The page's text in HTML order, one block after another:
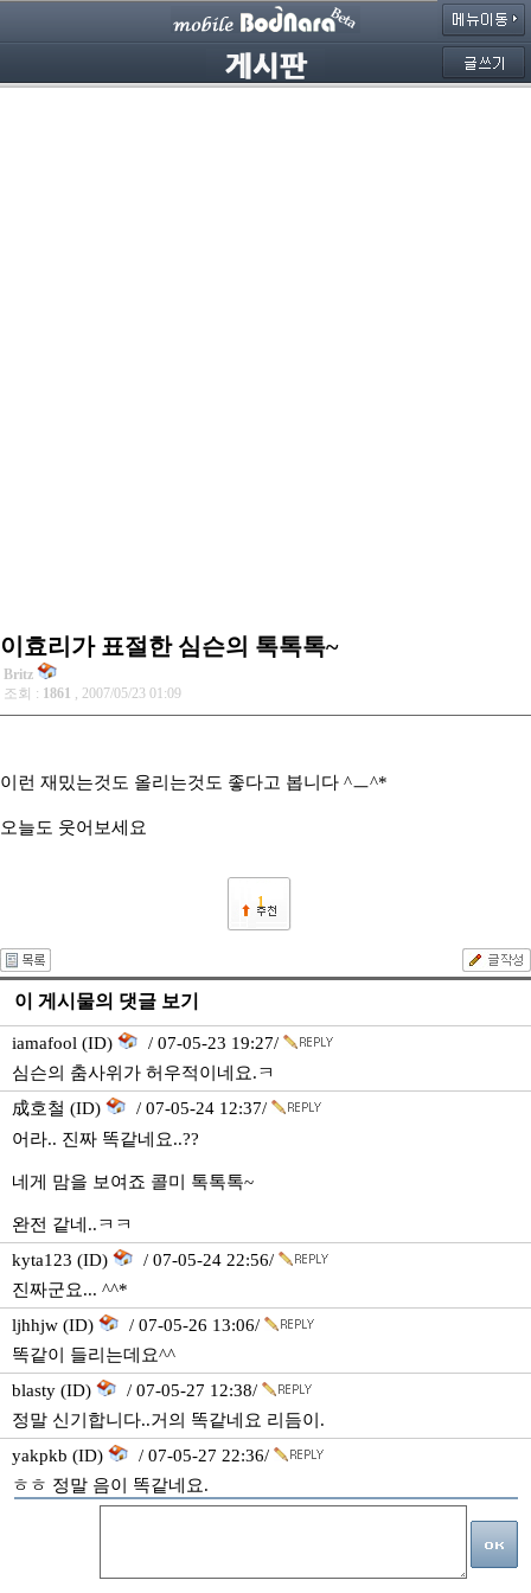
이효리가 표절한 심슨의 톡톡톡~
Britz
조회 : 1861 , 2007/05/23 01:09
이런 재밌는것도 올리는것도 좋다고 봅니다 ^ㅡ^*
오늘도 웃어보세요
1
이 게시물의 댓글 보기
iamafool (ID)
/ 07-05-23 19:27/
심슨의 춤사위가 허우적이네요.ㅋ
成호철 (ID)
/ 07-05-24 12:37/
어라.. 진짜 똑같네요..??
네게 맘을 보여죠 콜미 톡톡톡~
완전 같네..ㅋㅋ
kyta123 (ID)
/ 07-05-24 22:56/
진짜군요... ^^*
ljhhjw (ID)
/ 07-05-26 13:06/
똑같이 들리는데요^^
blasty (ID)
/ 07-05-27 12:38/
정말 신기합니다..거의 똑같네요 리듬이.
yakpkb (ID)
/ 07-05-27 22:36/
ㅎㅎ 정말 음이 똑같네요.